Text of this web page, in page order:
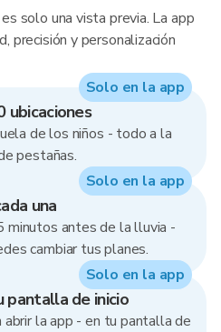
solo una vista previa. La app
precisión y personalización
ubicaciones
de los niños - todo a la
pestañas.
Solo en la app
una
minutos antes de la lluvia -
cambiar tus planes.
Solo en la app
de inicio
abrir la app - en tu pantalla de
Solo en la app